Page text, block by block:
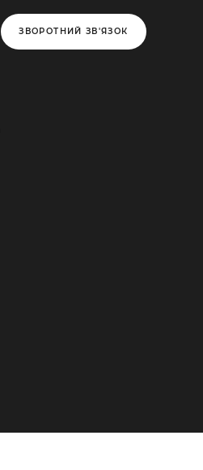
ЗВОРОТНИЙ ЗВ'ЯЗОК